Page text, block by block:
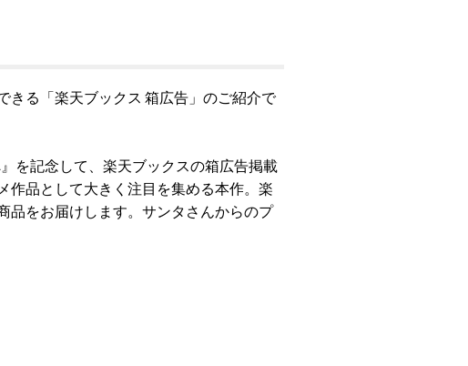
きる「楽天ブックス 箱広告」のご紹介で
を記念して、楽天ブックスの箱広告掲載
作品として大きく注目を集める本作。楽
品をお届けします。サンタさんからのプ